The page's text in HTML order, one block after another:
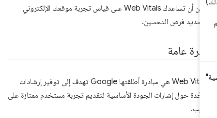
يمكن أن تساعدك Web Vitals على قياس تجربة موقعك الإلكتروني
فرص التحسين.
عامة
Web Vitals هي مبادرة أطلقتها Google تهدف إلى توفير إرشادات
حول إشارات الجودة الأساسية لتقديم تجربة مستخدم ممتازة على